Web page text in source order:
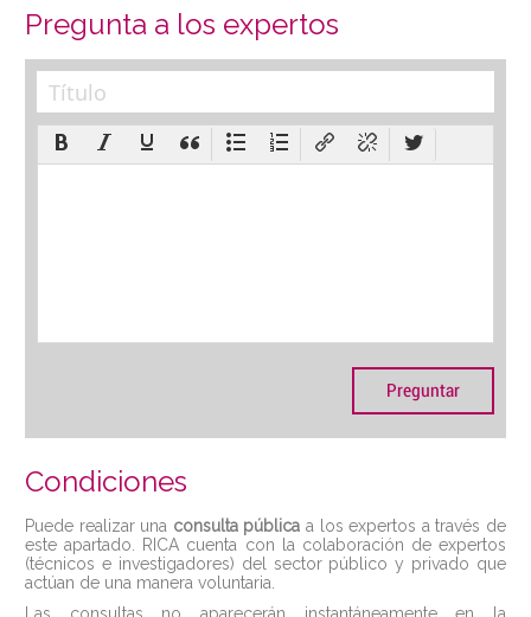
Pregunta a los expertos
Condiciones
Puede realizar una consulta pública a los expertos a través de
este apartado. RICA cuenta con la colaboración de expertos
(técnicos e investigadores) del sector público y privado que
actúan de una manera voluntaria.